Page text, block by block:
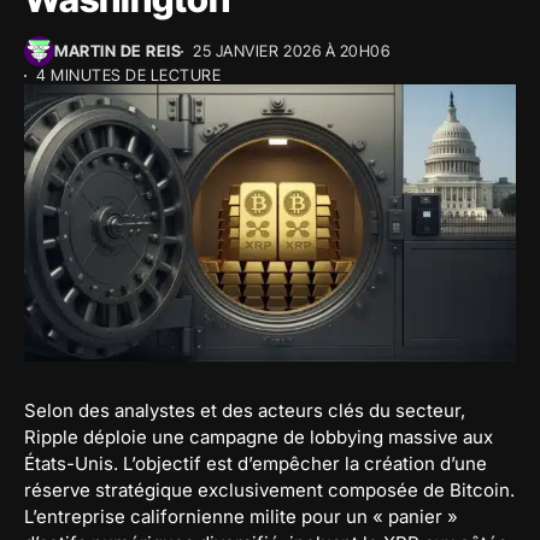
MARTIN DE REIS
25 JANVIER 2026 À 20H06
4 MINUTES DE LECTURE
Selon des analystes et des acteurs clés du secteur,
Ripple déploie une campagne de lobbying massive aux
États-Unis. L’objectif est d’empêcher la création d’une
réserve stratégique exclusivement composée de Bitcoin.
L’entreprise californienne milite pour un « panier »